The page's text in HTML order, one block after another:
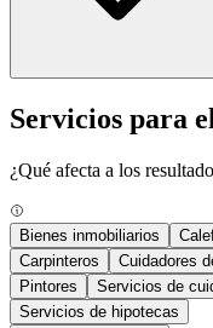
Servicios para
¿Qué afecta a los
Bienes inmobiliarios
Carpinteros
Cuidadores
Pintores
Servicios de
Servicios de hipotecas